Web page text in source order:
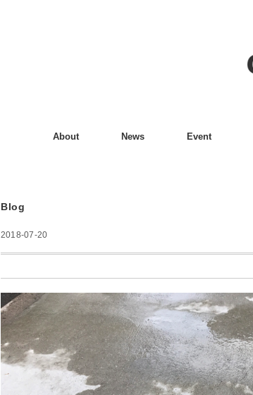
About News Event
Blog
2018-07-20